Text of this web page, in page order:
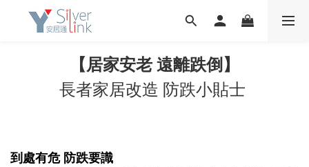
【居家安老 遠離跌倒】
長者家居改造 防跌小貼士
到處有危 防跌要識